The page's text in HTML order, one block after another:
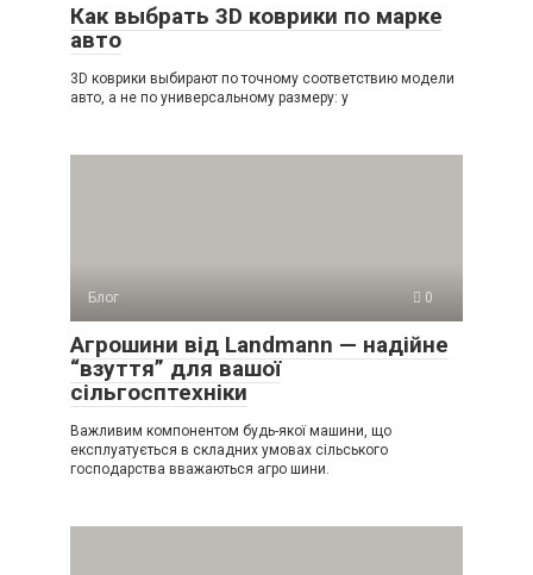
Как выбрать 3D коврики по марке
авто
3D коврики выбирают по точному соответствию модели
авто, а не по универсальному размеру: у
Блог 0
Агрошини від Landmann — надійне
“взуття” для вашої
сільгосптехніки
Важливим компонентом будь-якої машини, що
експлуатується в складних умовах сільського
господарства вважаються агро шини.